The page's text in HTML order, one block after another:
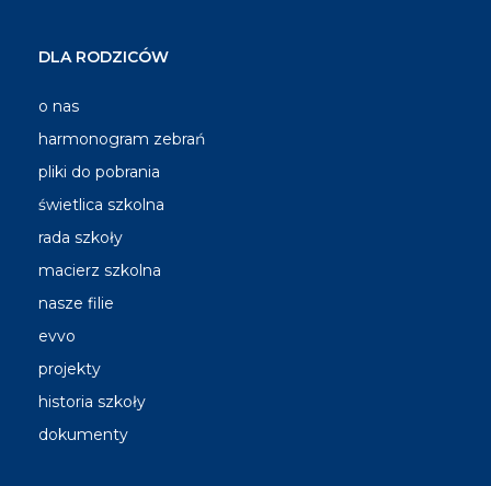
DLA RODZICÓW
o nas
harmonogram zebrań
pliki do pobrania
świetlica szkolna
rada szkoły
macierz szkolna
nasze filie
evvo
projekty
historia szkoły
dokumenty